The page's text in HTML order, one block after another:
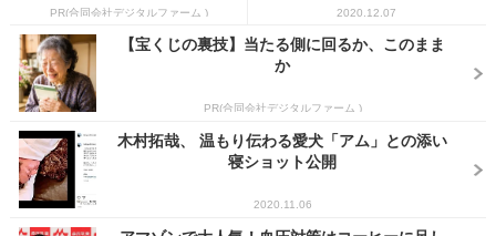
PR(合同会社デジタルファーム ) 2020.12.07
【宝くじの裏技】当たる側に回るか、このまま
か
PR(合同会社デジタルファーム )
木村拓哉、 温もり伝わる愛犬「アム」との添い
寝ショット公開
2020.11.06